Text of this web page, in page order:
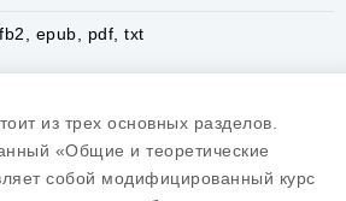
fb2, epub, pdf, txt
из трех основных разделов.
«Общие и теоретические
собой модифицированный курс